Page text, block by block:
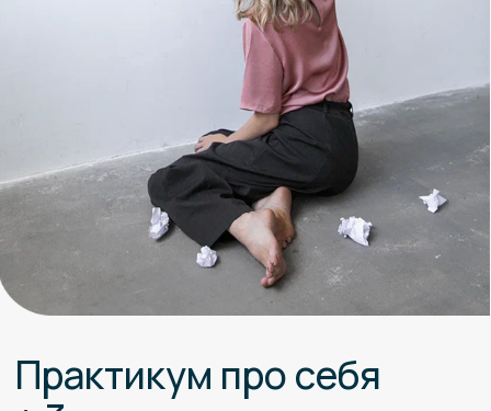
Практикум про себя
+ 3 сессии с тьютором
По-новому посмотрите на свою карьеру и
реализацию с поддержкой эксперта